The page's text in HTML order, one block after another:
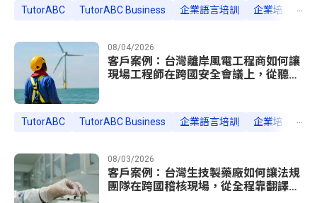
TutorABC TutorABC Business 企業語言培訓 企業培訓案例
...
08/04/2026
客戶案例：台灣離岸風電工程商如何讓
現場工程師在跨國安全會議上，從聽不
TutorABC TutorABC Business 企業語言培訓 企業培訓案例
...
08/03/2026
客戶案例：台灣生技製藥廠如何讓法規
團隊在跨國稽核現場，從全程靠翻譯到